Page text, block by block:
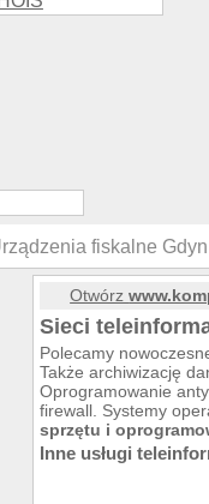
fiskalne
Otwórz
Sieci
Polecamy
Także archiwizację
Oprogramowanie
firewall. Systemy
sprzętu i
Inne usługi